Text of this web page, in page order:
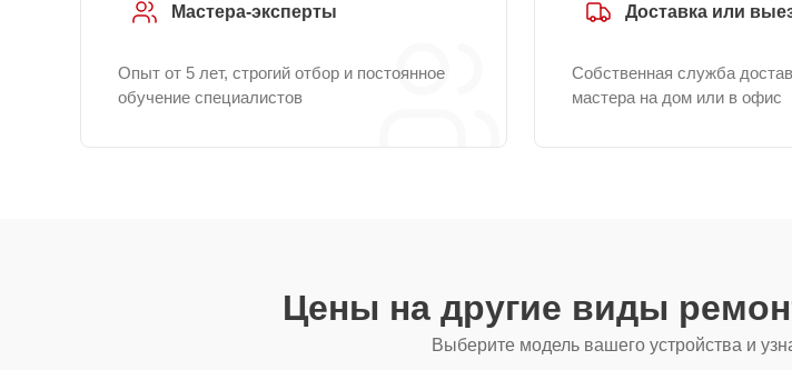
Мастера-эксперты
Опыт от 5 лет, строгий отбор и постоянное
обучение специалистов
Доставка или
Собственная служба
мастера на дом или в офис
Цены на другие виды
Выберите модель вашего устройства и